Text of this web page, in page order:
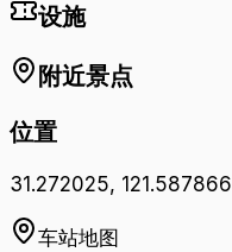
设施
附近景点
位置
31.272025, 121.587866
车站地图